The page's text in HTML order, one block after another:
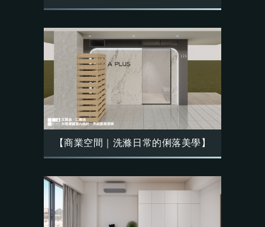
【商業空間｜洗滌日常的俐落美學】